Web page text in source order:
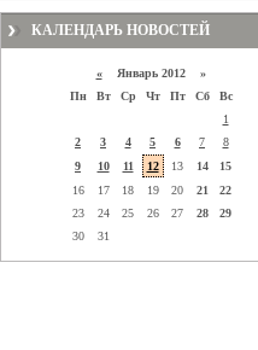
КАЛЕНДАРЬ НОВОСТЕЙ
«Январь 2012 »
Пн
Вт Ср Чт Пт Сб
Вс
1
2
3 4 5 6 7
8
9
10 11 12 13 14
15
16
17 18 19 20 21
22
23
24 25 26 27 28
29
30
31